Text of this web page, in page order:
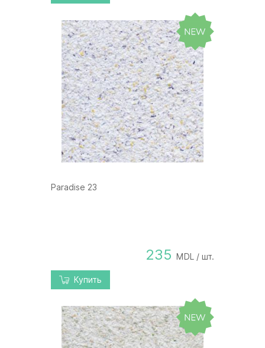
Paradise 23
235 MDL / шт.
Купить